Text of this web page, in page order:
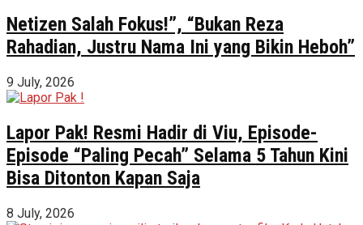
Netizen Salah Fokus!”, “Bukan Reza
Rahadian, Justru Nama Ini yang Bikin Heboh”
9 July, 2026
Lapor Pak! Resmi Hadir di Viu, Episode-
Episode “Paling Pecah” Selama 5 Tahun Kini
Bisa Ditonton Kapan Saja
8 July, 2026